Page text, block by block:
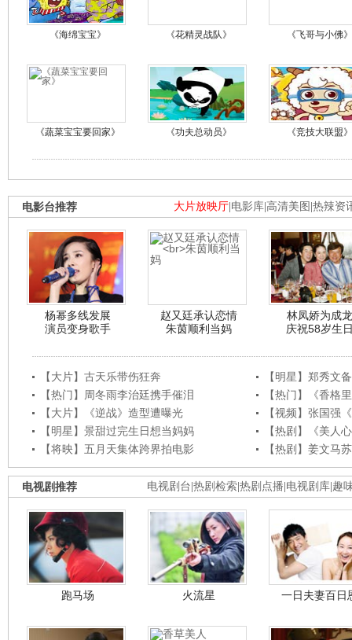
《海绵宝宝》 《花精灵战队》 《飞哥与小佛》
《蔬菜宝宝要回家》 《功夫总动员》 《竞技大联盟》
大片放映厅 电影库 高清美图 热辣资
电影台推荐
杨幂多线发展
演员变身歌手
赵又廷承认恋情
朱茵顺利当妈
林凤娇为成龙
庆祝58岁生
【大片】古天乐带伤狂奔
【明星】郑秀文
【热门】周冬雨李治廷携手催泪
【热门】《香格
【大片】《逆战》造型遭曝光
【视频】张国强
【明星】景甜过完生日想当妈妈
【热剧】《美人
【将映】五月天集体跨界拍电影
【热剧】姜文马
电视剧台 热剧检索 热剧点播 电视剧库 趣
电视剧推荐
跑马场 火流星 一日夫妻百日